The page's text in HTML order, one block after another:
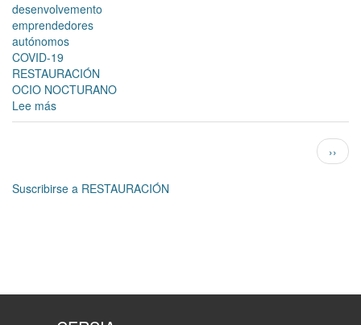
desenvolvemento
emprendedores
autónomos
COVID-19
RESTAURACIÓN
OCIO NOCTURANO
Lee más
As
da
convocatoria
››
Suscribirse a RESTAURACIÓN